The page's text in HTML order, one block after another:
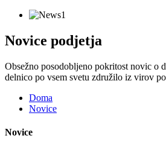
Novice podjetja
Obsežno posodobljeno pokritost novic o
delnico po vsem svetu združilo iz virov
Doma
Novice
Novice